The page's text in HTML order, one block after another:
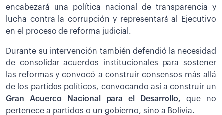
encabezará una política nacional de transparencia y
lucha contra la corrupción y representará al Ejecutivo
en el proceso de reforma judicial.
Durante su intervención también defendió la necesidad
de consolidar acuerdos institucionales para sostener
las reformas y convocó a construir consensos más allá
de los partidos políticos, convocando así a construir un
Gran Acuerdo Nacional para el Desarrollo, que no
pertenece a partidos o un gobierno, sino a Bolivia.